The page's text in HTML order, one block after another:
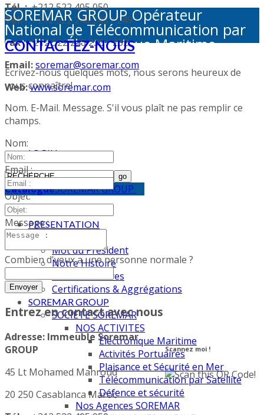
Tél. :+212 522 405 050
Tél. :+212 522 248 245 / 249
Fax :+212 522 248 236 / 252
Email:soremar@soremar.com
Web:www.soremar.com
LOGIN
CatalogueSOREMAR GROUP
PRESENTATION
Mot du Président
Notre Histoire
Nos Partenaires
Certifications & Aggrégations
SOREMAR GROUP
SOCIETE SOREMAR
NOS ACTIVITES
Électronique Maritime
Activités Portuaires
Plaisance et Sécurité en Mer
Télécommunication par Satellite
Défence et sécurité
Nos Agences SOREMAR
SOREMAR GROUP Opérateur
National de Télécommunication par
Satellite: Électronique Maritime -
Activités Portuaires - Plaisance et
Sécurité en Mer - Télécommunication
par Satellite - Défense et sécurité -
Géolocalisation - Visioconférence
CONTACTEZ-NOUS
Ecrivez-nous quelques mots, nous serons heureux de
vous connaître!
Nom. E-Mail. Message. S'il vous plaît ne pas remplir ce
champs.
Nom:
Email :
Objet:
Message :
Combien d'yeux a une personne normale ?
Entrez en contact avec nous
Scannez moi !
Adresse: ImmeubleSoremar
GROUP
45 Lt Mohamed Mahroud
20 250 Casablanca Maroc